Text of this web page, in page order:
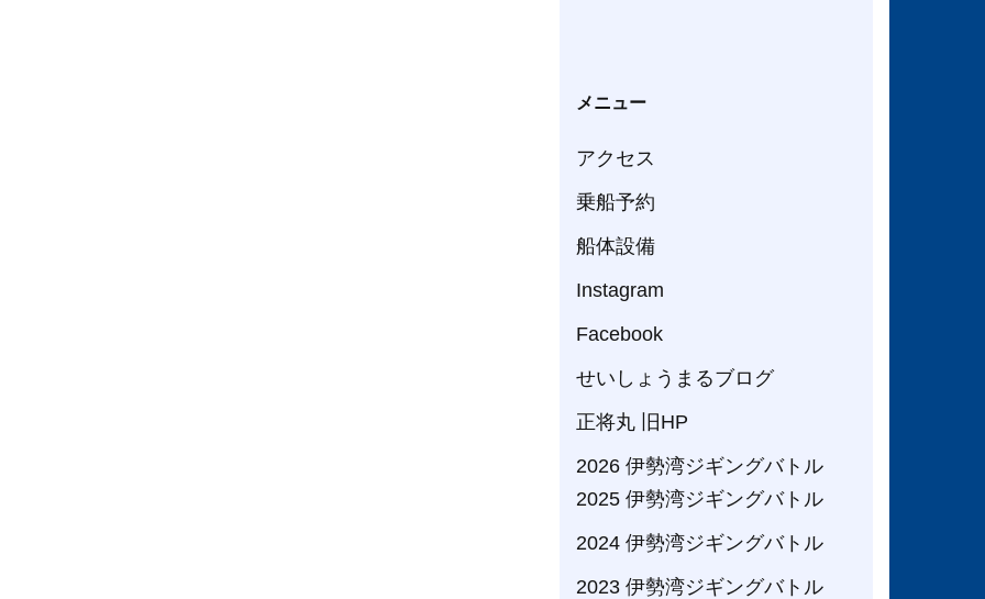
メニュー
アクセス
乗船予約
船体設備
Instagram
Facebook
せいしょうまるブログ
正将丸 旧HP
2026 伊勢湾ジギングバトル
2025 伊勢湾ジギングバトル
2024 伊勢湾ジギングバトル
2023 伊勢湾ジギングバトル